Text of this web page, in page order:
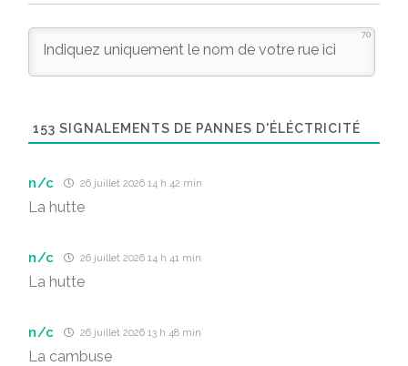
70
153 SIGNALEMENTS DE PANNES D'ÉLÉCTRICITÉ
n/c 26 juillet 2026 14 h 42 min
La hutte
n/c 26 juillet 2026 14 h 41 min
La hutte
n/c 26 juillet 2026 13 h 48 min
La cambuse